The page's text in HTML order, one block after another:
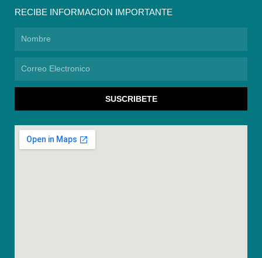
RECIBE INFORMACION IMPORTANTE
SUSCRIBETE